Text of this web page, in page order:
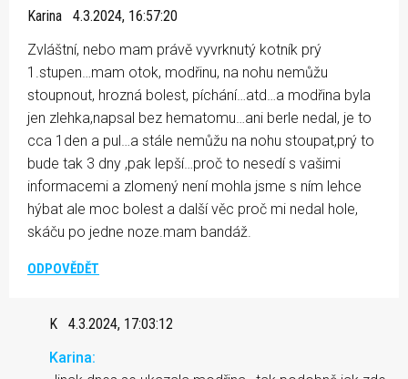
Karina
4.3.2024, 16:57:20
Zvláštní, nebo mam právě vyvrknutý kotník prý
1.stupen…mam otok, modřinu, na nohu nemůžu
stoupnout, hrozná bolest, píchání…atd…a modřina byla
jen zlehka,napsal bez hematomu…ani berle nedal, je to
cca 1den a pul…a stále nemůžu na nohu stoupat,prý to
bude tak 3 dny ,pak lepší…proč to nesedí s vašimi
informacemi a zlomený není mohla jsme s ním lehce
hýbat ale moc bolest a další věc proč mi nedal hole,
skáču po jedne noze.mam bandáž.
ODPOVĚDĚT
K
4.3.2024, 17:03:12
Karina: